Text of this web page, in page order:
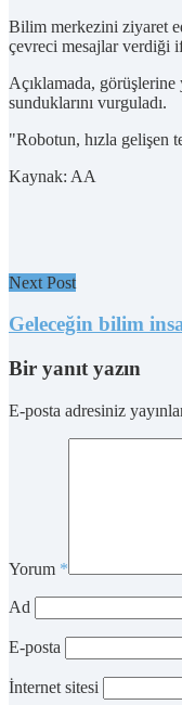
Bilim merkezini ziyaret
çevreci mesajlar verdiği
Açıklamada,
sunduklarını vurguladı.
"Robotun, hızla gelişen
Kaynak: AA
Next Post
Geleceğin bilim
Bir yanıt yazın
E-posta adresiniz
Yorum *
Ad
E-posta
İnternet sitesi